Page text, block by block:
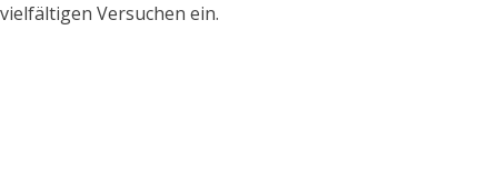
vielfältigen Versuchen ein.